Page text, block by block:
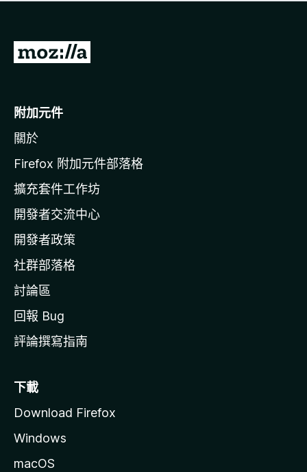
有
前
o
i
l
a
官
網
附加元件
關於
Firefox 附加元件部落格
擴充套件工作坊
開發者交流中心
開發者政策
社群部落格
討論區
回報 Bug
評論撰寫指南
下載
Download Firefox
Windows
macOS